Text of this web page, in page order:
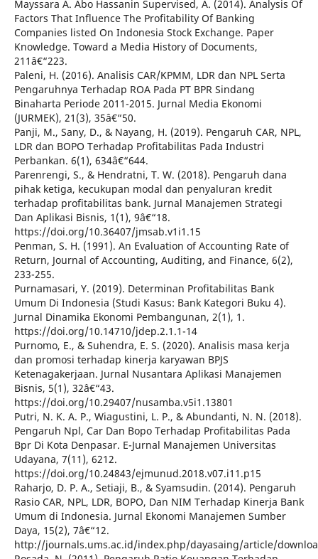
Mayssara A. Abo Hassanin Supervised, A. (2014). Analysis Of
Factors That Influence The Profitability Of Banking
Companies listed On Indonesia Stock Exchange. Paper
Knowledge. Toward a Media History of Documents,
211â€“223.
Paleni, H. (2016). Analisis CAR/KPMM, LDR dan NPL Serta
Pengaruhnya Terhadap ROA Pada PT BPR Sindang
Binaharta Periode 2011-2015. Jurnal Media Ekonomi
(JURMEK), 21(3), 35â€“50.
Panji, M., Sany, D., & Nayang, H. (2019). Pengaruh CAR, NPL,
LDR dan BOPO Terhadap Profitabilitas Pada Industri
Perbankan. 6(1), 634â€“644.
Parenrengi, S., & Hendratni, T. W. (2018). Pengaruh dana
pihak ketiga, kecukupan modal dan penyaluran kredit
terhadap profitabilitas bank. Jurnal Manajemen Strategi
Dan Aplikasi Bisnis, 1(1), 9â€“18.
https://doi.org/10.36407/jmsab.v1i1.15
Penman, S. H. (1991). An Evaluation of Accounting Rate of
Return, Journal of Accounting, Auditing, and Finance, 6(2),
233-255.
Purnamasari, Y. (2019). Determinan Profitabilitas Bank
Umum Di Indonesia (Studi Kasus: Bank Kategori Buku 4).
Jurnal Dinamika Ekonomi Pembangunan, 2(1), 1.
https://doi.org/10.14710/jdep.2.1.1-14
Purnomo, E., & Suhendra, E. S. (2020). Analisis masa kerja
dan promosi terhadap kinerja karyawan BPJS
Ketenagakerjaan. Jurnal Nusantara Aplikasi Manajemen
Bisnis, 5(1), 32â€“43.
https://doi.org/10.29407/nusamba.v5i1.13801
Putri, N. K. A. P., Wiagustini, L. P., & Abundanti, N. N. (2018).
Pengaruh Npl, Car Dan Bopo Terhadap Profitabilitas Pada
Bpr Di Kota Denpasar. E-Jurnal Manajemen Universitas
Udayana, 7(11), 6212.
https://doi.org/10.24843/ejmunud.2018.v07.i11.p15
Raharjo, D. P. A., Setiaji, B., & Syamsudin. (2014). Pengaruh
Rasio CAR, NPL, LDR, BOPO, Dan NIM Terhadap Kinerja Bank
Umum di Indonesia. Jurnal Ekonomi Manajemen Sumber
Daya, 15(2), 7â€“12.
http://journals.ums.ac.id/index.php/dayasaing/article/